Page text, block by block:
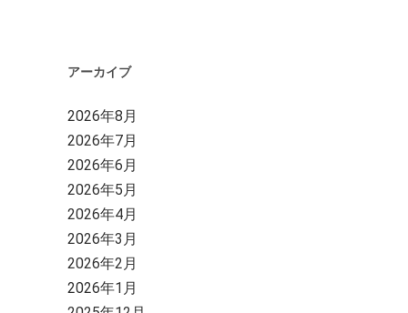
アーカイブ
2026年8月
2026年7月
2026年6月
2026年5月
2026年4月
2026年3月
2026年2月
2026年1月